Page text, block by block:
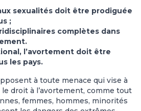
sexualités doit être prodiguée
;
complètes dans
l’avortement doit être
les pays.
à toute menace qui vise à
droit à l’avortement, comme tout
femmes, hommes, minorités